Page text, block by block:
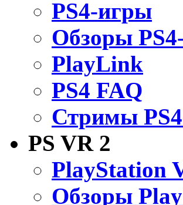
PS4-игры
Обзоры
PlayLink
PS4 FAQ
Стримы
PS VR 2
PlayStation
Обзоры